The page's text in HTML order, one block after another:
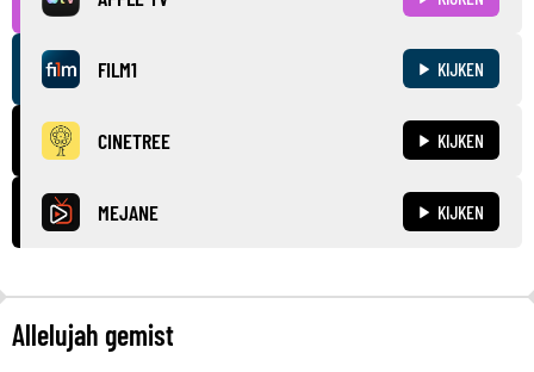
FILM1 KIJKEN
CINETREE KIJKEN
MEJANE KIJKEN
Allelujah gemist